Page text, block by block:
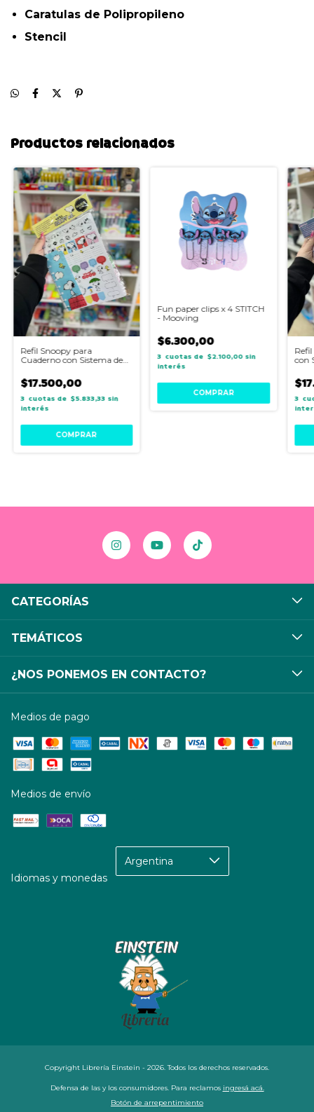
Caratulas de Polipropileno
Stencil
Productos relacionados
Refil Snoopy para
Cuaderno con Sistema de
Loop
$17.500,00
3 $5.833,33 sin
interés
Fun paper clips x 4 STITCH
- Mooving
$6.300,00
3 $2.100,00 sin
interés
con
3
CATEGORÍAS
TEMÁTICOS
¿NOS PONEMOS EN CONTACTO?
Medios de pago
Medios de envío
Idiomas y monedas
Copyright Librería Einstein - 2026. Todos los derechos reservados.
Defensa de las y los consumidores. Para reclamos ingresá acá.
Botón de arrepentimiento